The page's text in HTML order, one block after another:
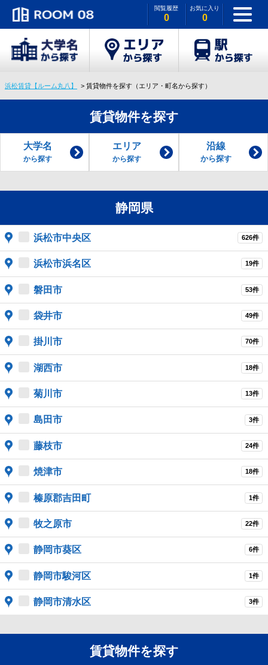
閲覧履歴
0
お気に入り
0
浜松賃貸【ルーム丸八】 賃貸物件を探す（エリア・町名から探す）
賃貸物件を探す
大学名
から探す
エリア
から探す
沿線
から探す
静岡県
浜松市中央区 626件
浜松市浜名区 19件
磐田市 53件
袋井市 49件
掛川市 70件
湖西市 18件
菊川市 13件
島田市 3件
藤枝市 24件
焼津市 18件
榛原郡吉田町 1件
牧之原市 22件
静岡市葵区 6件
静岡市駿河区 1件
静岡市清水区 3件
賃貸物件を探す